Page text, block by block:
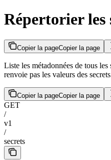
Répertorier les
Copier la pageCopier la page
Liste les métadonnées de tous
renvoie pas les valeurs des
Copier la pageCopier la page
GET
/
v1
/
secrets